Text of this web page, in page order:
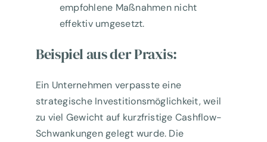
empfohlene Maßnahmen nicht
effektiv umgesetzt.
Beispiel aus der Praxis:
Ein Unternehmen verpasste eine
strategische Investitionsmöglichkeit, weil
zu viel Gewicht auf kurzfristige Cashflow-
Schwankungen gelegt wurde. Die